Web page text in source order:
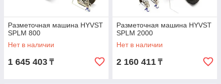
Разметочная машина HYVST
SPLM 800
Нет в наличии
1 645 403 ₸
Разметочная машина HYVST
SPLM 2000
Нет в наличии
2 160 411 ₸